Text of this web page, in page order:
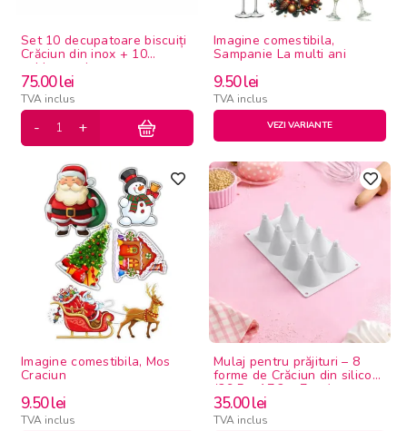
Set 10 decupatoare biscuiți
Crăciun din inox + 10
șabloane decor
75.00lei
TVA inclus
Imagine comestibila,
Sampanie La multi ani
9.50lei
TVA inclus
VEZI VARIANTE
Imagine comestibila, Mos
Craciun
9.50lei
TVA inclus
Mulaj pentru prăjituri – 8
forme de Crăciun din silicon
(29.5 × 17.2 × 7 cm)
35.00lei
TVA inclus